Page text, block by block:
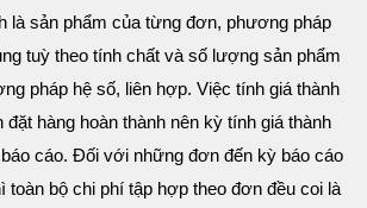
là sản phẩm của từng đơn, phương pháp
tuỳ theo tính chất và số lượng sản phẩm
pháp hệ số, liên hợp. Việc tính giá thành
hàng hoàn thành nên kỳ tính giá thành
cáo. Đối với những đơn đến kỳ báo cáo
toàn bộ chi phí tập hợp theo đơn đều coi là